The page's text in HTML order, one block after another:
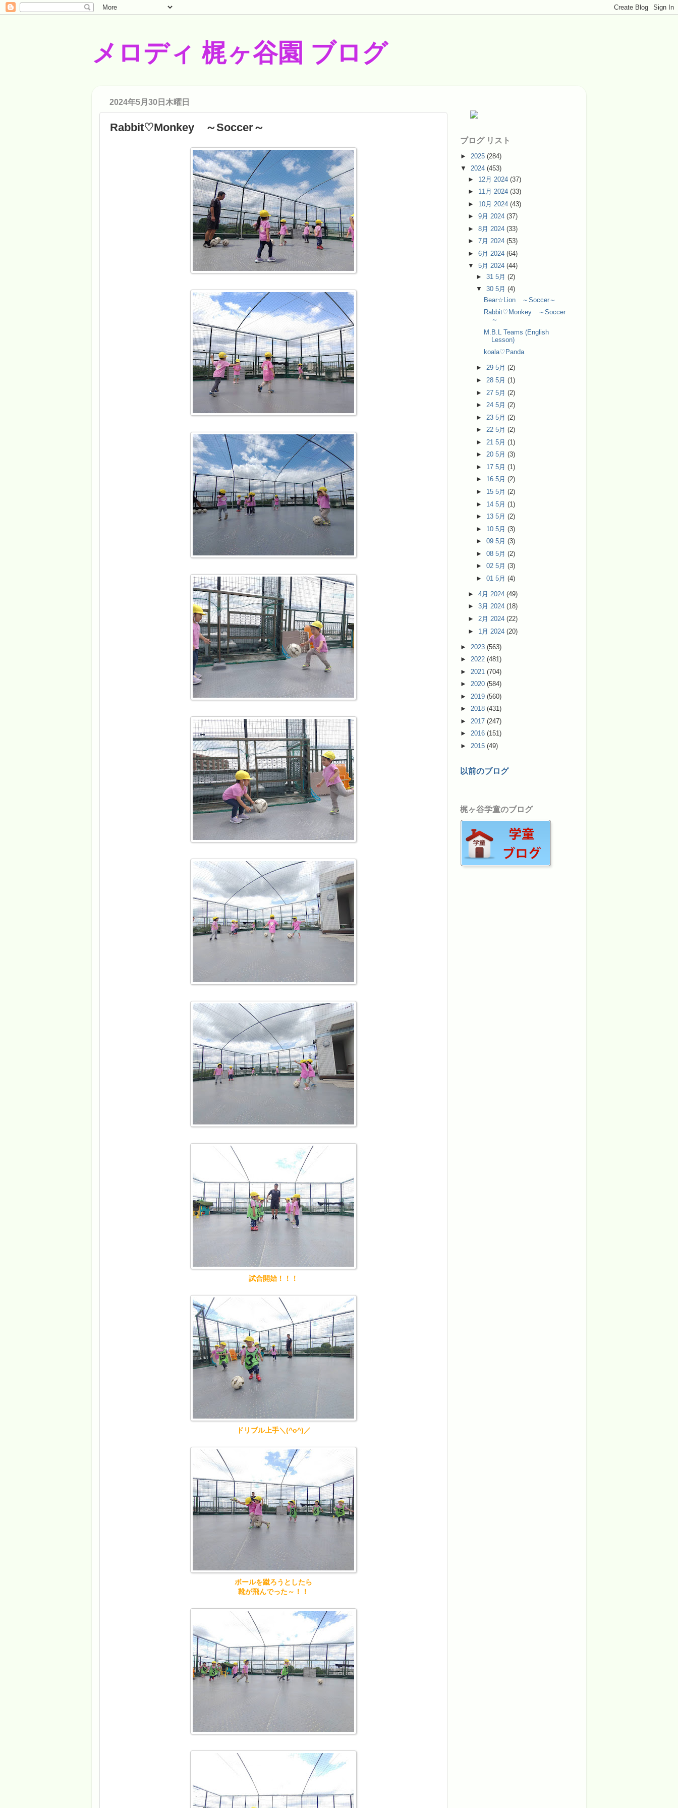
メロディ 梶ヶ谷園 ブログ
2024年5月30日木曜日
Rabbit♡Monkey ～Soccer～
試合開始！！！
ドリブル上手＼(^o^)／
ボールを蹴ろうとしたら
靴が飛んでった～！！
ブログ リスト
► 2025 (284)
▼ 2024 (453)
► 12月 2024(37)
► 11月 2024(33)
► 10月 2024(43)
►9月 2024(37)
►8月 2024(33)
►7月 2024(53)
►6月 2024(64)
▼5月 2024(44)
► 31 5月 (2)
▼ 30 5月 (4)
Bear☆Lion ～Soccer～
Rabbit♡Monkey ～Soccer
～
M.B.L Teams (English
Lesson)
koala♡Panda
► 29 5月 (2)
► 28 5月 (1)
► 27 5月 (2)
► 24 5月 (2)
► 23 5月 (2)
► 22 5月 (2)
► 21 5月 (1)
► 20 5月 (3)
► 17 5月 (1)
► 16 5月 (2)
► 15 5月 (2)
► 14 5月 (1)
► 13 5月 (2)
► 10 5月 (3)
► 09 5月 (3)
► 08 5月 (2)
► 02 5月 (3)
► 01 5月 (4)
►4月 2024(49)
►3月 2024(18)
►2月 2024(22)
► 1月 2024(20)
► 2023 (563)
► 2022 (481)
► 2021 (704)
► 2020 (584)
► 2019 (560)
► 2018 (431)
► 2017 (247)
► 2016 (151)
► 2015 (49)
以前のブログ
梶ヶ谷学童のブログ